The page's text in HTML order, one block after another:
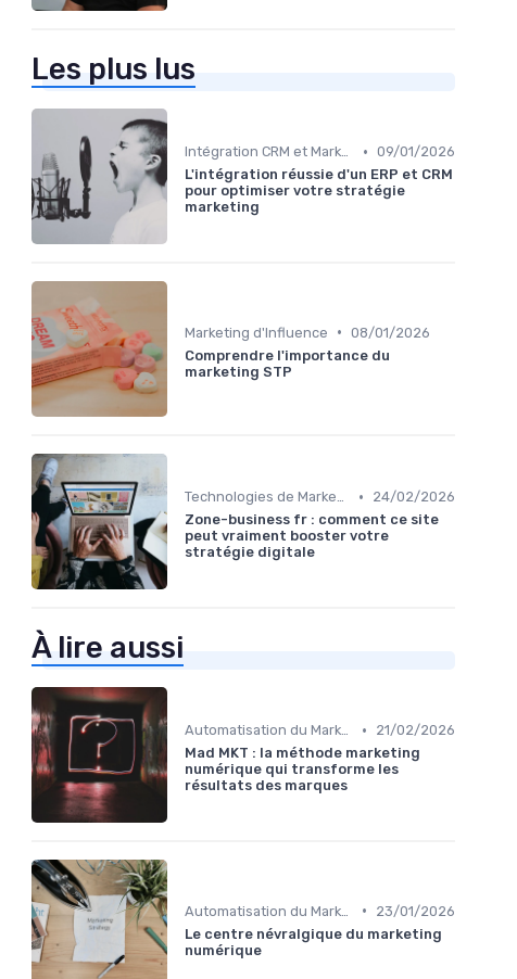
Les plus lus
Intégration CRM et Marketing • 09/01/2026
L'intégration réussie d'un ERP et CRM
pour optimiser votre stratégie
marketing
Marketing d'Influence • 08/01/2026
Comprendre l'importance du
marketing STP
Technologies de Marketing Digital •
24/02/2026
Zone-business fr : comment ce site
peut vraiment booster votre
stratégie digitale
À lire aussi
Automatisation du Marketing •
21/02/2026
Mad MKT : la méthode marketing
numérique qui transforme les
résultats des marques
•
23/01/2026
Le centre névralgique du marketing
numérique